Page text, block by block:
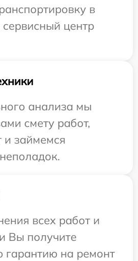
в
центр
анализа мы
смету работ,
и займемся
всех работ и
Вы получите
на ремонт